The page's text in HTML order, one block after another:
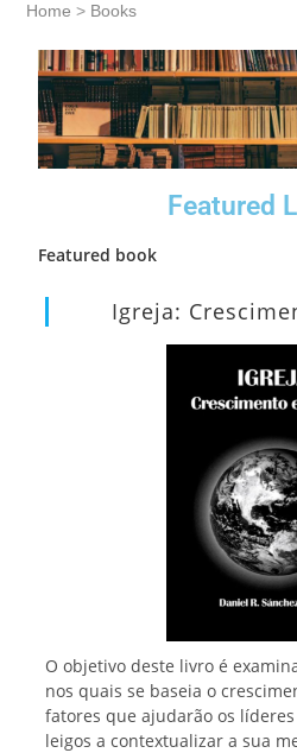
Home > Books
Featured
Featured book
Igreja:
O objetivo deste livro é
nos quais se baseia o
fatores que ajudarão os
leigos a contextualizar a sua